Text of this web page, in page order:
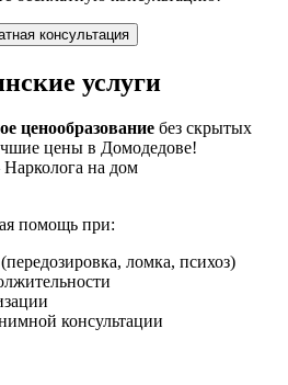
консультация
услуги
ценообразование без скрытых
цены в Домодедове!
на дом
помощь при:
ломка, психоз)
консультации